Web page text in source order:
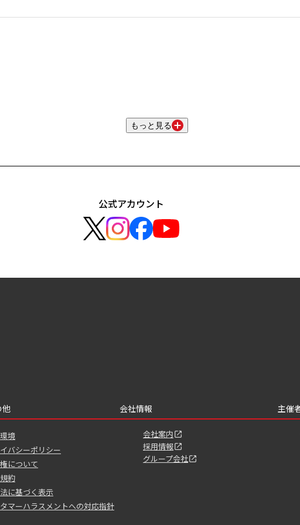
もっと見る
公式アカウント
他
境
バシーポリシー
について
約
に基づく表示
マーハラスメントへの対応指針
会社情報
会社案内
採用情報
グループ会社
主催